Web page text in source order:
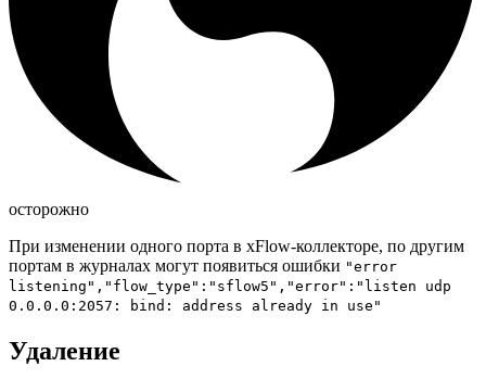
осторожно
При изменении одного порта в xFlow-коллекторе, по другим
портам в журналах могут появиться ошибки "error
listening","flow_type":"sflow5","error":"listen udp
0.0.0.0:2057: bind: address already in use"
Удаление